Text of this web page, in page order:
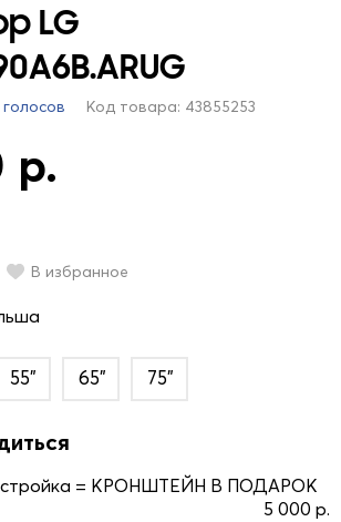
LG
Код товара: 43855253
р.
В избранное
55" 65" 75"
= КРОНШТЕЙН В ПОДАРОК
5 000 р.